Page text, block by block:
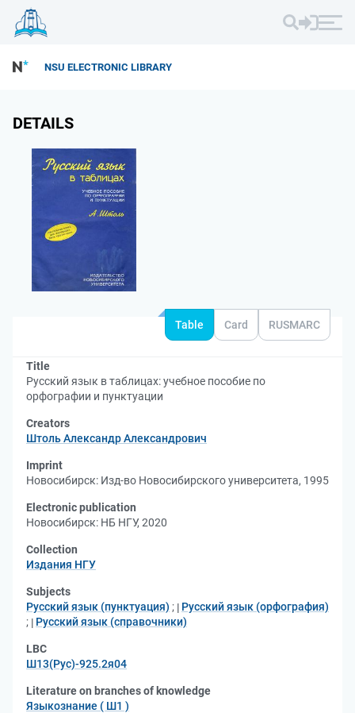
NSU ELECTRONIC LIBRARY
DETAILS
Table Card RUSMARC
Title
Русский язык в таблицах: учебное пособие по
орфографии и пунктуации
Creators
Штоль Александр Александрович
Imprint
Новосибирск: Изд-во Новосибирского университета, 1995
Electronic publication
Новосибирск: НБ НГУ, 2020
Collection
Издания НГУ
Subjects
Русский язык (пунктуация) ;
Русский язык (орфография)
;
Русский язык (справочники)
LBC
Ш13(Рус)-925.2я04
Literature on branches of knowledge
Языкознание ( Ш1 )